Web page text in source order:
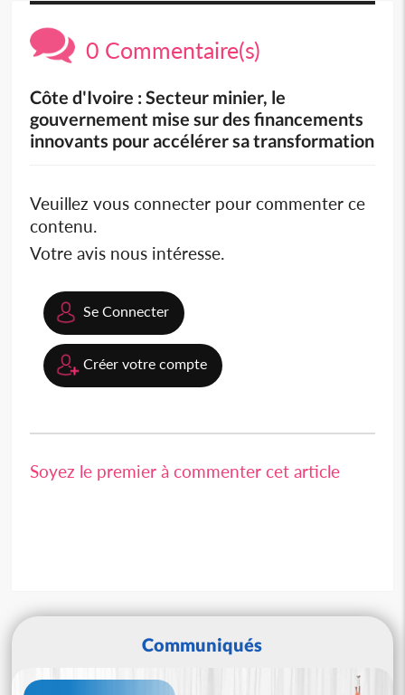
0 Commentaire(s)
Côte d'Ivoire : Secteur minier, le
gouvernement mise sur des financements
innovants pour accélérer sa transformation
Veuillez vous connecter pour commenter ce
contenu.
Votre avis nous intéresse.
Se Connecter
Créer votre compte
Soyez le premier à commenter cet article
Communiqués